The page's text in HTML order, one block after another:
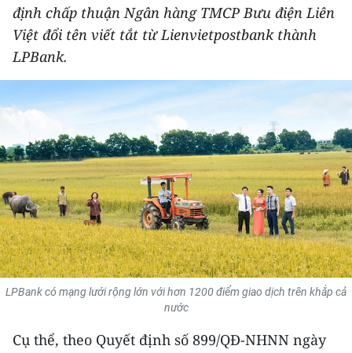
PHÁP LUẬT
THẾ GIỚI
THỂ THAO
GIÁO DỤC
Y TẾ
KHOA HỌC - CÔNG NGHỆ
MÔI TRƯỜNG
BẠN ĐỌC
định chấp thuận Ngân hàng TMCP Bưu điện Liên
Việt đổi tên viết tắt từ Lienvietpostbank thành
LPBank.
LPBank có mạng lưới rộng lớn với hơn 1200 điểm giao dịch trên khắp cả
nước
Cụ thể, theo Quyết định số 899/QĐ-NHNN ngày